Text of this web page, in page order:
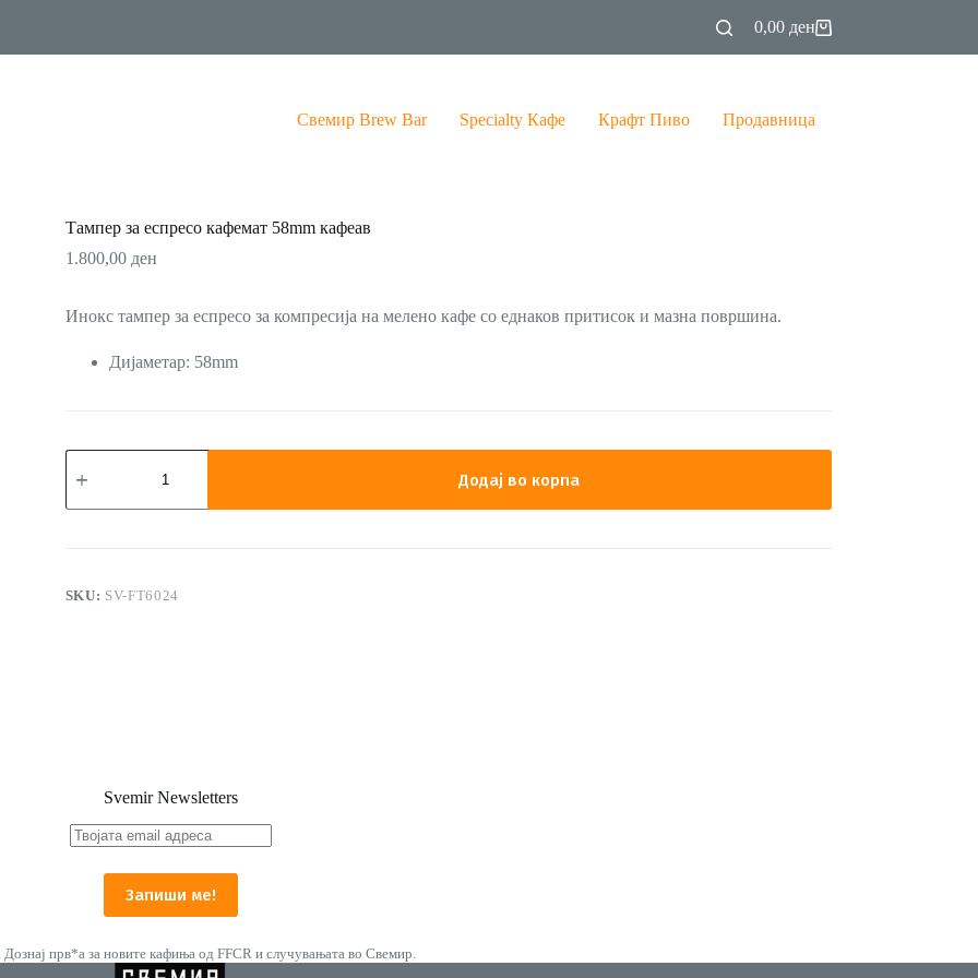
Shopping
cart
0,00 ден
Свемир Brew Bar Specialty Кафе Крафт Пиво Продавница
Тампер за еспресо кафемат 58mm кафеав
1.800,00 ден
Инокс тампер за еспресо за компресија на мелено кафе со еднаков притисок и мазна површина.
Дијаметар: 58mm
Тампер
за
кафемат
Додај во корпа
SKU: SV-FT6024
Svemir Newsletters
Дознај прв*а за новите кафиња од FFCR и случувањата во Свемир.